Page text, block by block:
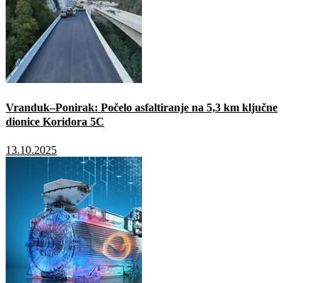
Vranduk–Ponirak: Počelo asfaltiranje na 5,3 km ključne
dionice Koridora 5C
13.10.2025